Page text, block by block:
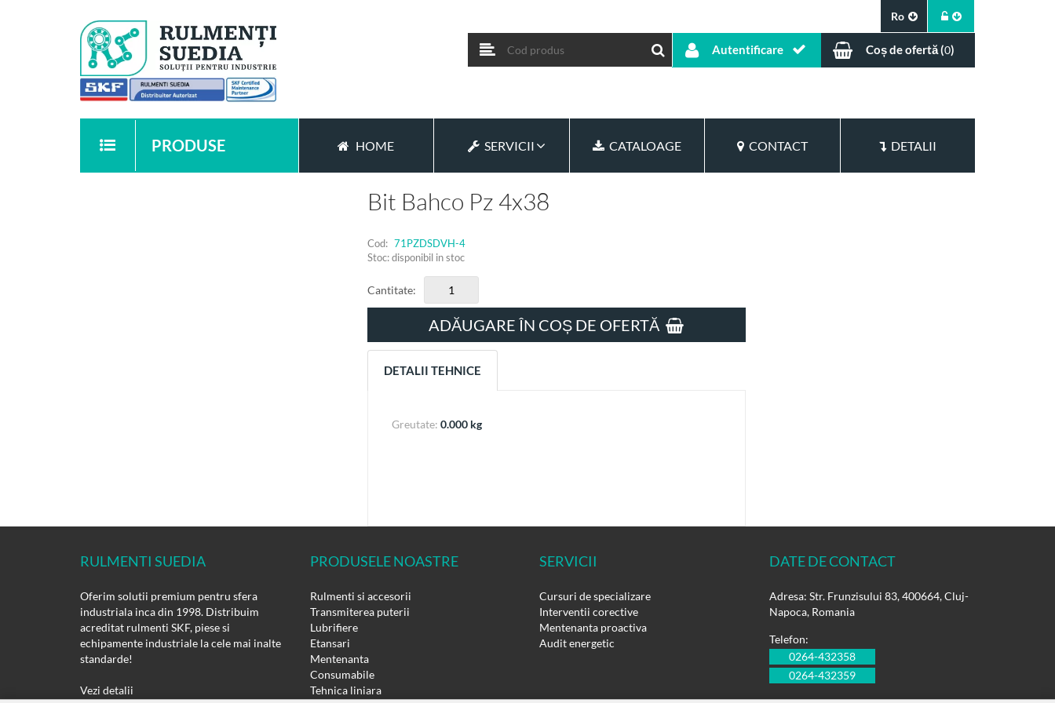
Ro
Autentificare Coș de ofertă (0)
PRODUSE HOME SERVICII CATALOAGE CONTACT DETALII
Bit Bahco Pz 4x38
Cod: 71PZDSDVH-4
Stoc: disponibil in stoc
Cantitate:
ADĂUGARE ÎN COȘ DE OFERTĂ
DETALII TEHNICE
Greutate: 0.000 kg
RULMENTI SUEDIA
Oferim solutii premium pentru sfera
industriala inca din 1998. Distribuim
acreditat rulmenti SKF, piese si
echipamente industriale la cele mai inalte
standarde!
Vezi detalii
PRODUSELE NOASTRE
Rulmenti si accesorii
Transmiterea puterii
Lubrifiere
Etansari
Mentenanta
Consumabile
Tehnica liniara
SERVICII
Cursuri de specializare
Interventii corective
Mentenanta proactiva
Audit energetic
DATE DE CONTACT
Adresa: Str. Frunzisului 83, 400664, Cluj-
Napoca, Romania
Telefon:
0264-432358
0264-432359